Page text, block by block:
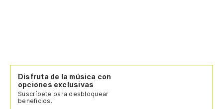
Disfruta de la música con
opciones exclusivas
Suscríbete para desbloquear
beneficios.